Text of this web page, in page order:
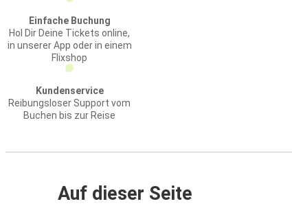
Einfache Buchung
Hol Dir Deine Tickets online,
in unserer App oder in einem
Flixshop
Kundenservice
Reibungsloser Support vom
Buchen bis zur Reise
Auf dieser Seite